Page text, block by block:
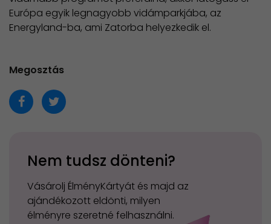
Európa egyik legnagyobb vidámparkjába, az
Energyland-ba, ami Zatorba helyezkedik el.
Megosztás
Nem tudsz dönteni?
Vásárolj ÉlményKártyát és majd az
ajándékozott eldönti, milyen
élményre szeretné felhasználni.